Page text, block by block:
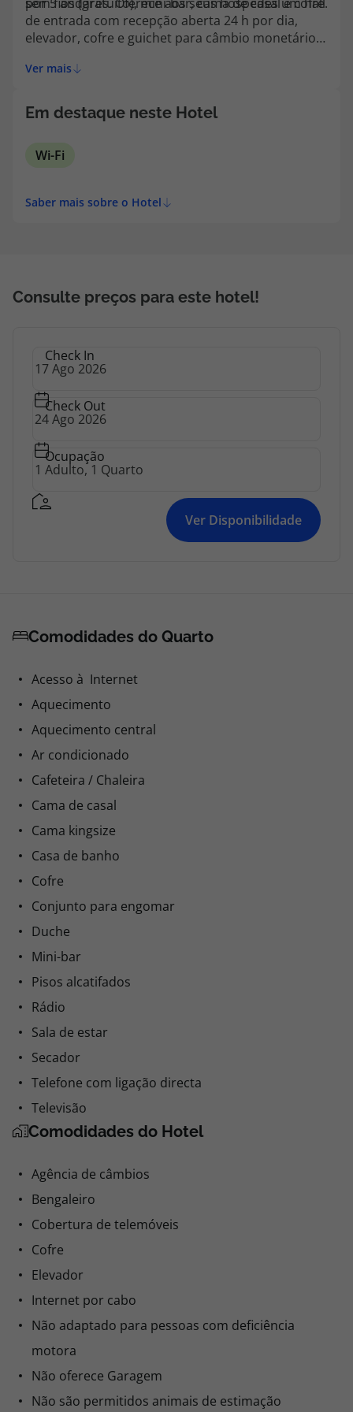
topatlantico@topatlantico.com
de entrada com recepção aberta 24 h por dia,
elevador, cofre e guichet para câmbio monetário.
lobby-bar e um restaurante. Adicionalmente o
lavandaria e assistência médica.
Ver mais
Em destaque neste Hotel
Wi-Fi
Saber mais sobre o Hotel
Consulte preços para este hotel!
Check In
Check Out
Ocupação
Ver Disponibilidade
Comodidades do Quarto
Acesso à Internet
Aquecimento
Aquecimento central
Ar condicionado
Cafeteira / Chaleira
Cama de casal
Cama kingsize
Casa de banho
Cofre
Conjunto para engomar
Duche
Mini-bar
Pisos alcatifados
Rádio
Sala de estar
Secador
Telefone com ligação directa
Televisão
Comodidades do Hotel
Agência de câmbios
Bengaleiro
Cobertura de telemóveis
Cofre
Elevador
Internet por cabo
Não adaptado para pessoas com deficiência
motora
Não oferece Garagem
Não são permitidos animais de estimação